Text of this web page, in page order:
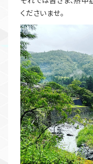
くださいませ。